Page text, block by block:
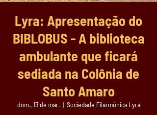
Lyra: Apresentação do
BIBLOBUS - A biblioteca
ambulante que ficará
sediada na Colônia de
Santo Amaro
dom., 13 de mar.
  |
Sociedade Filarmônica Lyra